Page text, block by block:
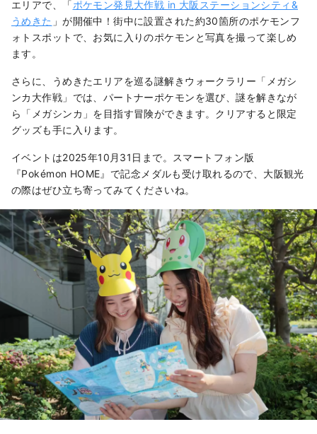
エリアで、「ポケモン発見大作戦 in 大阪ステーションシティ&
うめきた 」が開催中！街中に設置された約30箇所のポケモンフ
ォトスポットで、お気に入りのポケモンと写真を撮って楽しめ
ます。
さらに、うめきたエリアを巡る謎解きウォークラリー「メガシ
ンカ大作戦」では、パートナーポケモンを選び、謎を解きなが
ら「メガシンカ」を目指す冒険ができます。クリアすると限定
グッズも手に入ります。
イベントは2025年10月31日まで。スマートフォン版
『Pokémon HOME』で記念メダルも受け取れるので、大阪観光
の際はぜひ立ち寄ってみてくださいね。